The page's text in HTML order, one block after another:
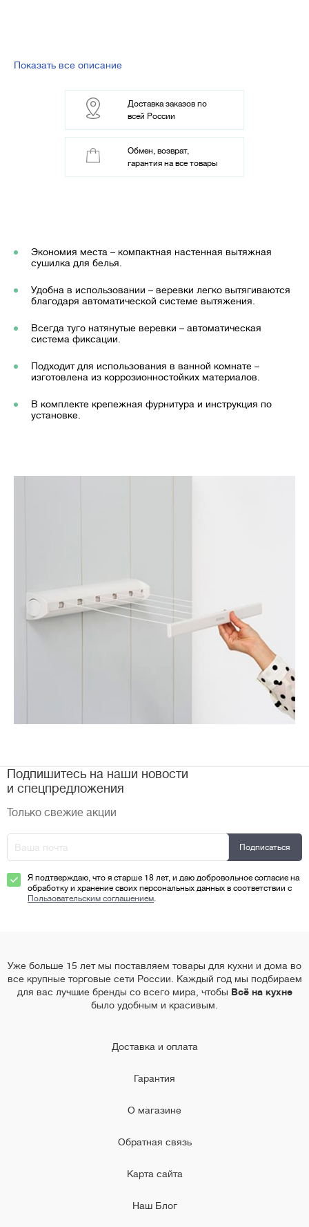
Показать все описание
Доставка заказов по
всей России
Обмен, возврат,
гарантия на все товары
Экономия места – компактная настенная вытяжная
сушилка для белья.
Удобна в использовании – веревки легко вытягиваются
благодаря автоматической системе вытяжения.
Всегда туго натянутые веревки – автоматическая
система фиксации.
Подходит для использования в ванной комнате –
изготовлена из коррозионностойких материалов.
В комплекте крепежная фурнитура и инструкция по
установке.
Подпишитесь на наши новости
и спецпредложения
Только свежие акции
Я подтверждаю, что я старше 18 лет, и даю добровольное согласие на
обработку и хранение своих персональных данных в соответствии с
Пользовательским соглашением.
Уже больше 15 лет мы поставляем товары для кухни и дома во
все крупные торговые сети России. Каждый год мы подбираем
для вас лучшие бренды со всего мира, чтобы Всё на кухне
было удобным и красивым.
Доставка и оплата
Гарантия
О магазине
Обратная связь
Карта сайта
Наш Блог